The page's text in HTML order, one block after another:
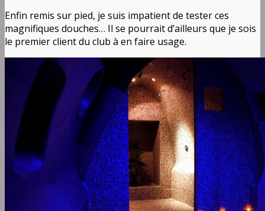
Enfin remis sur pied, je suis impatient de tester ces
magnifiques douches… Il se pourrait d’ailleurs que je sois
le premier client du club à en faire usage.